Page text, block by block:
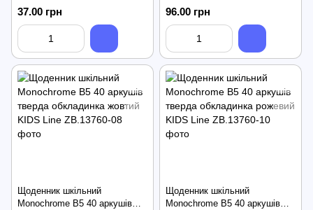
обкладинка для хлопчиків
SMART Line
37.00 грн
тверда обкладинка фіолетови
KIDS Line
96.00 грн
Щоденник шкільний
Monochrome B5 40 аркушів
Щоденник шкільний
Monochrome B5 40 аркушів